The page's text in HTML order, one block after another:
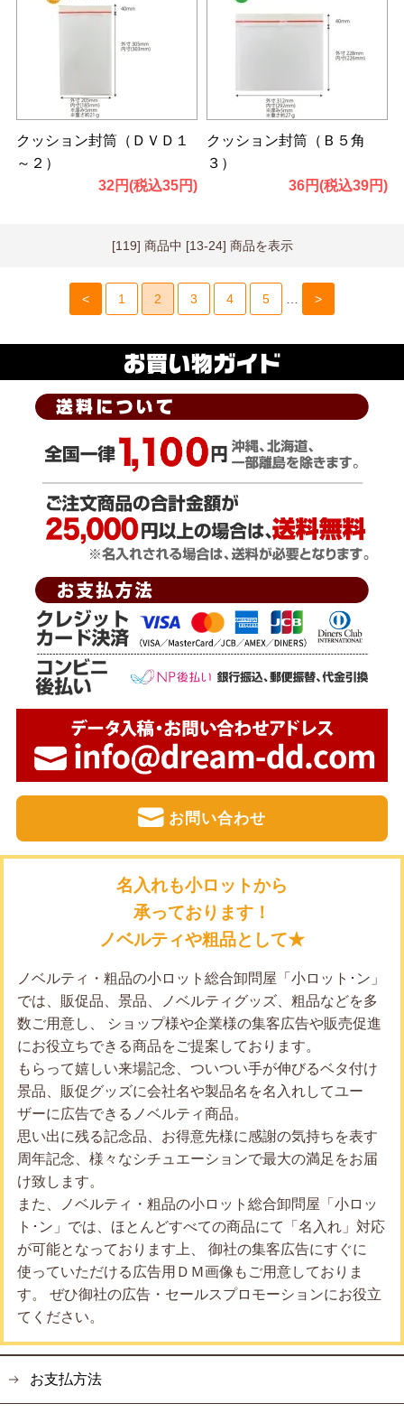
クッション封筒（ＤＶＤ１
～２）
32円(税込35円)
クッション封筒（Ｂ５角
３）
36円(税込39円)
[119] 商品中 [13-24] 商品を表示
< 1 2 3 4 5 … >
お問い合わせ
名入れも小ロットから
承っております！
ノベルティや粗品として★
ノベルティ・粗品の小ロット総合卸問屋「小ロット･ン」
では、販促品、景品、ノベルティグッズ、粗品などを多
数ご用意し、 ショップ様や企業様の集客広告や販売促進
にお役立ちできる商品をご提案しております。
もらって嬉しい来場記念、ついつい手が伸びるベタ付け
景品、販促グッズに会社名や製品名を名入れしてユー
ザーに広告できるノベルティ商品。
思い出に残る記念品、お得意先様に感謝の気持ちを表す
周年記念、様々なシチュエーションで最大の満足をお届
け致します。
また、ノベルティ・粗品の小ロット総合卸問屋「小ロッ
ト･ン」では、ほとんどすべての商品にて「名入れ」対応
が可能となっております上、 御社の集客広告にすぐに
使っていただける広告用ＤＭ画像もご用意しておりま
す。 ぜひ御社の広告・セールスプロモーションにお役立
てください。
お支払方法